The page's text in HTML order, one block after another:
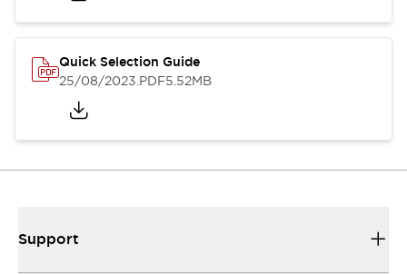
Quick Selection Guide
25/08/2023.PDF5.52MB
Support